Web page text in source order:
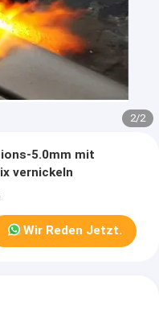
2/2
5.0mm mit
vernickeln
Wir Reden Jetzt.